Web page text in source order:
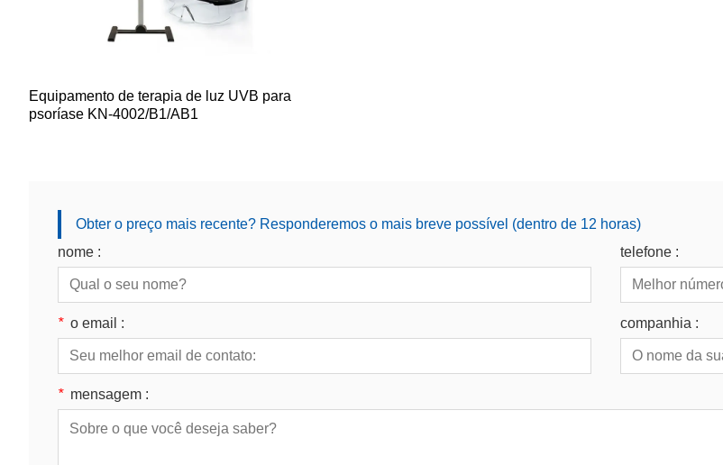
Equipamento de terapia de luz UVB para
psoríase KN-4002/B1/AB1
Obter o preço mais recente? Responderemos o mais breve possível (dentro de 12 horas)
nome :
telefone :
* o email : companhia :
* mensagem :